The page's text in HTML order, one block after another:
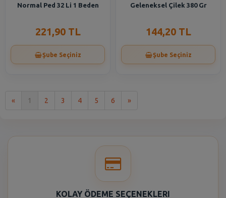
Normal Ped 32 Li 1 Beden
221,90 TL
Şube Seçiniz
Geleneksel Çilek 380 Gr
144,20 TL
Şube Seçiniz
« 1 2 3 4 5 6 »Son
KOLAY ÖDEME SEÇENEKLERI